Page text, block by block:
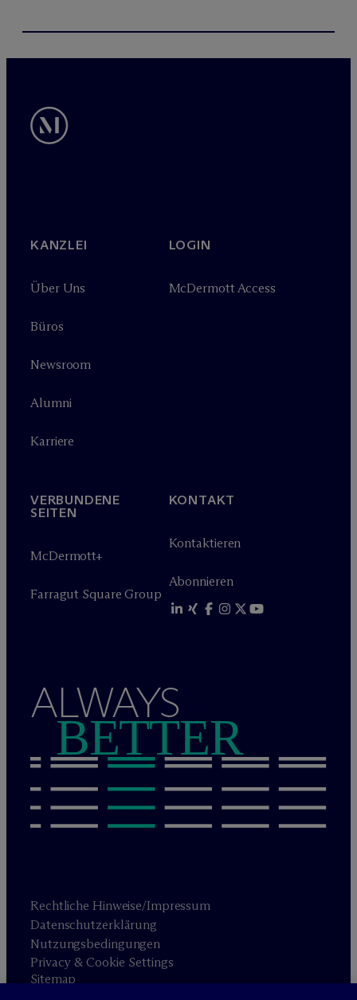
KANZLEI
Über Uns
Büros
Newsroom
Alumni
Karriere
LOGIN
McDermott Access
VERBUNDENE
SEITEN
McDermott+
Farragut Square Group
KONTAKT
Kontaktieren
Abonnieren
ALWAYS
BETTER
Rechtliche Hinweise/Impressum
Datenschutzerklärung
Nutzungsbedingungen
Privacy & Cookie Settings
Sitemap